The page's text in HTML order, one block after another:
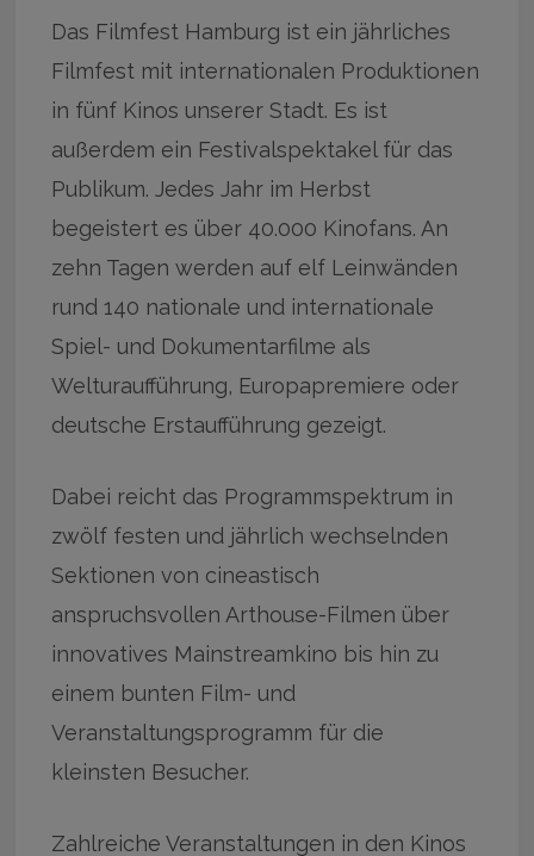
Das Filmfest Hamburg ist ein jährliches
Filmfest mit internationalen Produktionen
in fünf Kinos unserer Stadt. Es ist
außerdem ein Festivalspektakel für das
Publikum. Jedes Jahr im Herbst
begeistert es über 40.000 Kinofans. An
zehn Tagen werden auf elf Leinwänden
rund 140 nationale und internationale
Spiel- und Dokumentarfilme als
Welturaufführung, Europapremiere oder
deutsche Erstaufführung gezeigt.
Dabei reicht das Programmspektrum in
zwölf festen und jährlich wechselnden
Sektionen von cineastisch
anspruchsvollen Arthouse-Filmen über
innovatives Mainstreamkino bis hin zu
einem bunten Film- und
Veranstaltungsprogramm für die
kleinsten Besucher.
Zahlreiche Veranstaltungen in den Kinos